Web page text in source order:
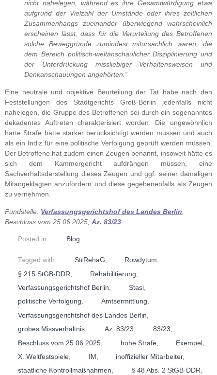
nicht nahelegen, während es ihre Gesamtwürdigung etwa
aufgrund der Vielzahl der Umstände oder ihres zeitlichen
Zusammenhangs zueinander überwiegend wahrscheinlich
erscheinen lässt, dass für die Verurteilung des Betroffenen
solche Beweggründe zumindest mitursächlich waren, die
dem Bereich politisch-weltanschaulicher Disziplinierung und
der Unterdrückung missliebiger Verhaltensweisen und
Denkanschauungen angehörten.“
Eine neutrale und objektive Beurteilung der Tat habe nach den
Feststellungen des Stadtgerichts Groß-Berlin jedenfalls nicht
nahelegen, die Gruppe des Betroffenen sei durch ein sogenanntes
dekadentes Auftreten charakterisiert worden. Die ungewöhnlich
harte Strafe hätte stärker berücksichtigt werden müssen und auch
als ein Indiz für eine politische Verfolgung geprüft werden müssen.
Der Betroffene hat zudem einen Zeugen benannt, insoweit hätte es
sich dem Kammergericht aufdrängen müssen, eine
Sachverhaltsdarstellung dieses Zeugen und ggf. seiner damaligen
Mitangeklagten anzufordern und diese gegebenenfalls als Zeugen
zu vernehmen.
Fundstelle: Verfassungsgerichtshof des Landes Berlin
Beschluss vom 25.06.2025, Az. 83/23
Posted in: Blog
Tagged with: StrRehaG, Rowdytum,
§ 215 StGB-DDR
Rehabilitierung
Verfassungsgerichtshof Berlin
Stasi,
politische Verfolgung, Amtsermittlung,
Verfassungsgerichtshof des Landes Berlin
grobes Missverhältnis
Az. 83/23 83/23
Beschluss vom 25.06.2025
hohe Strafe, Exempel
X. Weltfestspiele
IM inoffizieller Mitarbeiter,
staatliche Kontrollmaßnahmen, § 48 Abs. 2 StGB-DDR,